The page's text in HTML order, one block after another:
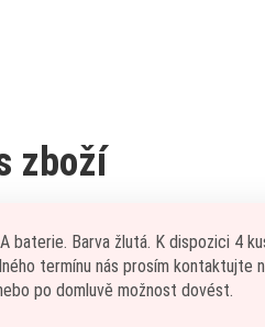
zboží
Barva žlutá. K dispozici 4
termínu nás prosím kontaktujte
po domluvě možnost dovést.